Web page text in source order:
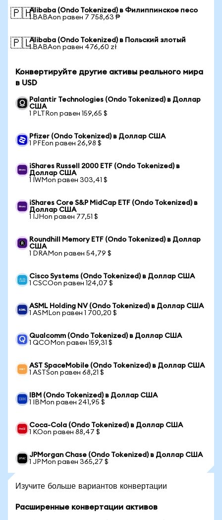
🇵🇭Alibaba (Ondo Tokenized) в Филиппинское песо
1 BABAon равен 7 758,63 ₱
🇵🇱Alibaba (Ondo Tokenized) в Польский злотый
1 BABAon равен 476,60 zł
Конвертируйте другие активы реального мира
в USD
Palantir Technologies (Ondo Tokenized) в Доллар
США
1 PLTRon равен 159,65 $
Pfizer (Ondo Tokenized) в Доллар США
1 PFEon равен 26,98 $
iShares Russell 2000 ETF (Ondo Tokenized) в
Доллар США
1 IWMon равен 303,41 $
iShares Core S&P MidCap ETF (Ondo Tokenized) в
Доллар США
1 IJHon равен 77,51 $
Roundhill Memory ETF (Ondo Tokenized) в Доллар
США
1 DRAMon равен 54,79 $
Cisco Systems (Ondo Tokenized) в Доллар США
1 CSCOon равен 124,07 $
ASML Holding NV (Ondo Tokenized) в Доллар США
1 ASMLon равен 1 700,20 $
Qualcomm (Ondo Tokenized) в Доллар США
1 QCOMon равен 159,31 $
AST SpaceMobile (Ondo Tokenized) в Доллар США
1 ASTSon равен 68,21 $
IBM (Ondo Tokenized) в Доллар США
1 IBMon равен 241,95 $
Coca-Cola (Ondo Tokenized) в Доллар США
1 KOon равен 88,47 $
JPMorgan Chase (Ondo Tokenized) в Доллар США
1 JPMon равен 365,27 $
Изучите больше вариантов конвертации
Расширенные конвертации активов